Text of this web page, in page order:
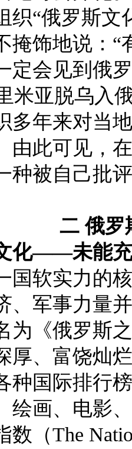
织“俄罗斯文
掩饰地说：
定会见到俄
米亚脱乌入
多年来对当
由此可见，
种被自己批
二 俄罗
化——未能
软实力的核
、军事力量
为《俄罗斯
厚、富饶灿
种国际排行
绘画、电影
数（The